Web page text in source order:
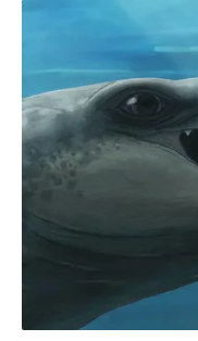
塔巴斯科州（
椒聞名於世。去年的
透社》報導，剛開始
續，野生動物非政府
子超過200隻。